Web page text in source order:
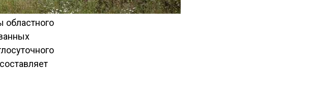
областного